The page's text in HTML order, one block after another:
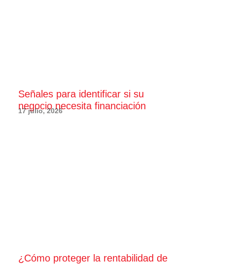
Señales para identificar si su
negocio necesita financiación
17 julio, 2026
¿Cómo proteger la rentabilidad de